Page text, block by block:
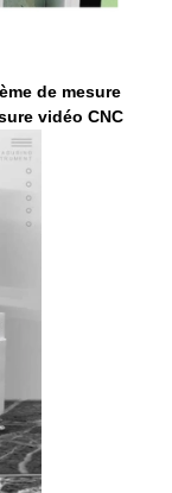
de mesure
vidéo CNC